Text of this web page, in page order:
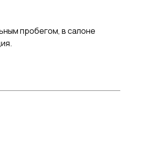
пробегом, в салоне